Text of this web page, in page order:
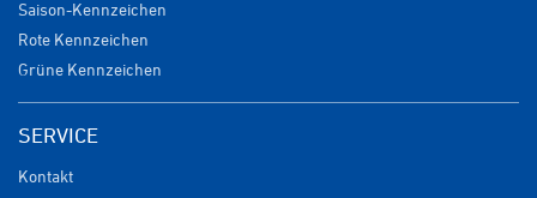
Saison-Kennzeichen
Rote Kennzeichen
Grüne Kennzeichen
SERVICE
Kontakt